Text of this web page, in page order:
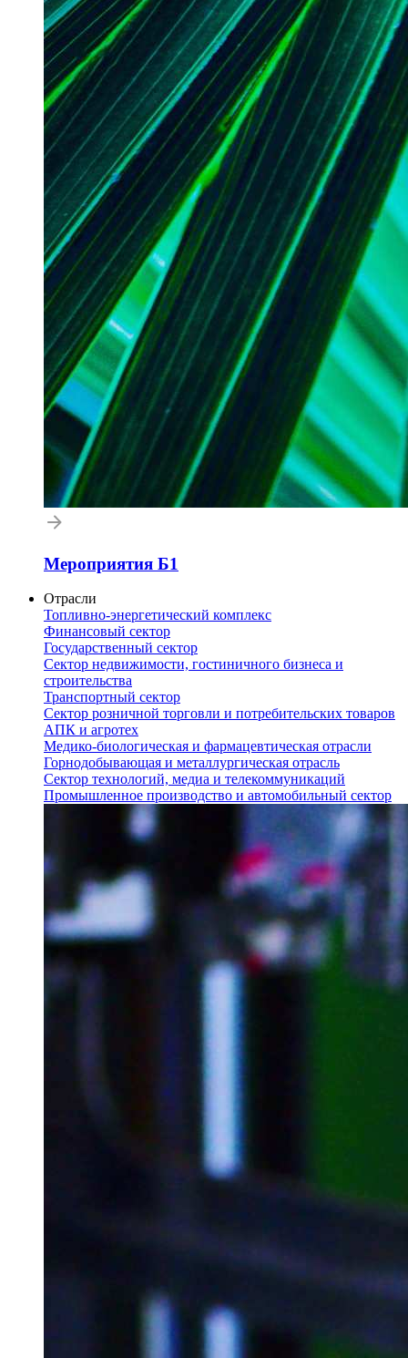
Мероприятия Б1
Отрасли
Топливно-энергетический комплекс
Финансовый сектор
Государственный сектор
Сектор недвижимости, гостиничного бизнеса и
строительства
Транспортный сектор
Сектор розничной торговли и потребительских товаров
АПК и агротех
Медико-биологическая и фармацевтическая отрасли
Горнодобывающая и металлургическая отрасль
Сектор технологий, медиа и телекоммуникаций
Промышленное производство и автомобильный сектор